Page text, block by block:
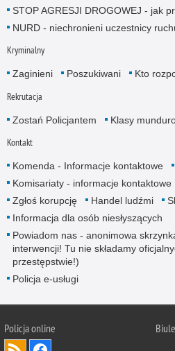
STOP AGRESJI DROGOWEJ - jak
NURD - niechronieni uczestnicy
Kryminalny
Zaginieni Poszukiwani Kto
Rekrutacja
Zostań Policjantem Klasy
Kontakt
Komenda - Informacje kontaktowe
Komisariaty - informacje kontaktowe
Zgłoś korupcję
Handel ludźmi
Informacja dla osób niesłyszących
Powiadom nas - anonimowa
interwencji! Tu nie składamy
przestępstwie!)
Policja e-usługi
Policja online